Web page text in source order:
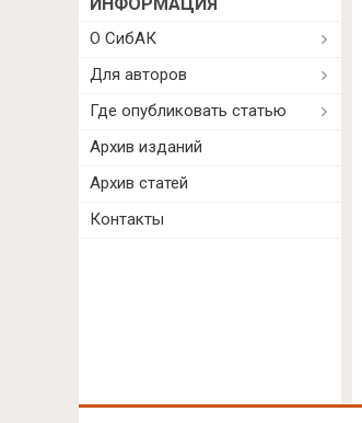
О СибАК
Для авторов
Где опубликовать статью
Архив изданий
Архив статей
Контакты